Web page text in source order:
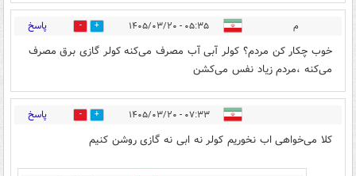
م ۰۵:۳۵ - ۱۴۰۵/۰۳/۲۰ 4 پاسخ
خوب چکار کن مردم؟ کولر آبی آب مصرف می‌کنه کولر گازی برق مصرف
می‌کنه ،مردم زیاد نفس می‌کشن
۰۷:۳۳ - ۱۴۰۵/۰۳/۲۰ 2 پاسخ
کلا می‌خواهی اب نخوریم کولر نه ابی نه گازی روشن کنیم